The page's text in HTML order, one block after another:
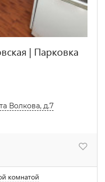
| Парковка
Волкова, д.7
комнатой